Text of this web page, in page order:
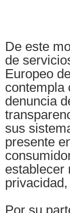
De este
de
Europeo
contempla
denuncia
sus
presente
establecer
Por su